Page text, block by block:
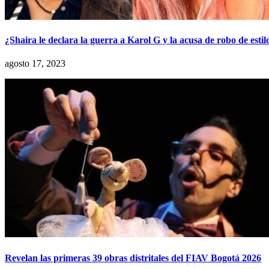
¿Shaira le declara la guerra a Karol G y la acusa de robo de
agosto 17, 2023
Revelan las primeras 39 obras distritales del FIAV Bogotá 2026